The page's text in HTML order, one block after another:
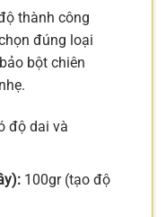
thành công
đúng loại
bột chiên
độ dai và
100gr (tạo độ